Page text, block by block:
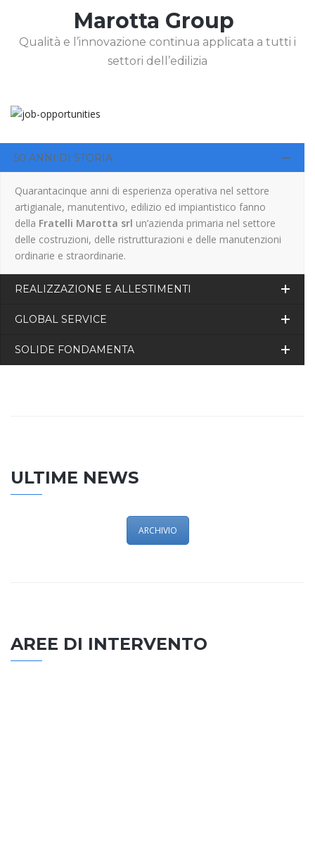
Marotta Group
Qualità e l’innovazione continua applicata a tutti i
settori dell’edilizia
50 ANNI DI STORIA
Quarantacinque anni di esperienza operativa nel settore
artigianale, manutentivo, edilizio ed impiantistico fanno
della Fratelli Marotta srl un’azienda primaria nel settore
delle costruzioni, delle ristrutturazioni e delle manutenzioni
ordinarie e straordinarie.
REALIZZAZIONE E ALLESTIMENTI
GLOBAL SERVICE
SOLIDE FONDAMENTA
ULTIME NEWS
ARCHIVIO
AREE DI INTERVENTO